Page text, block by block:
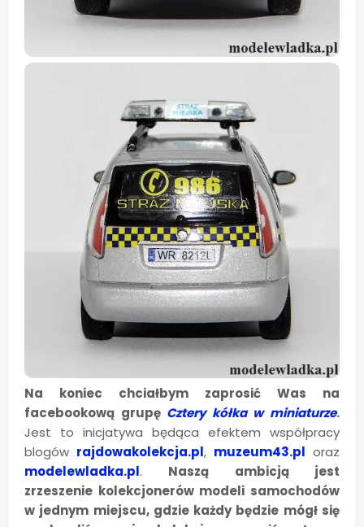
Na koniec chciałbym zaprosić Was na
facebookową grupę Cztery kółka w miniaturze.
Jest to inicjatywa będąca efektem współpracy
blogów rajdowakolekcja.pl, muzeum43.pl oraz
modelewladka.pl. Naszą ambicją jest
zrzeszenie kolekcjonerów modeli samochodów
w jednym miejscu, gdzie każdy będzie mógł się